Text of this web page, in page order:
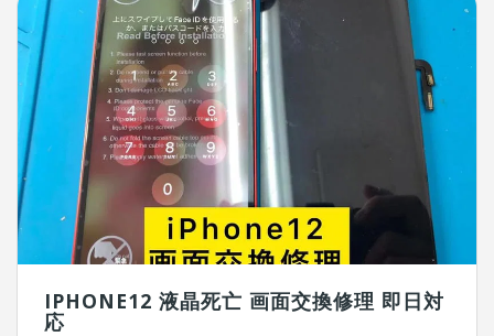
IPHONE12 液晶死亡 画面交換修理 即日対
応